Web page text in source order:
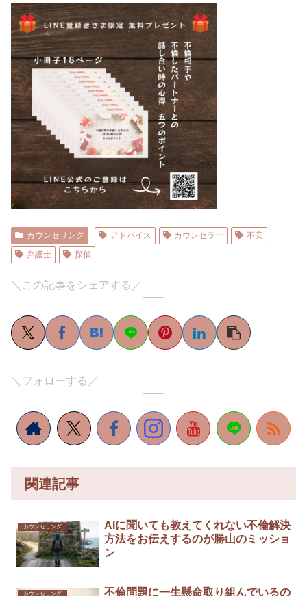
カウンセリング アドバイス カウンセラー
不安
弁護士
探偵
＼この記事をシェアする／
＼フォローする／
関連記事
カウンセリング
AIに聞いても教えてくれない不倫解決
方法をお伝えするのが勝山のミッショ
ン
カウンセリング
不倫問題に一生懸命取り組んでいるの